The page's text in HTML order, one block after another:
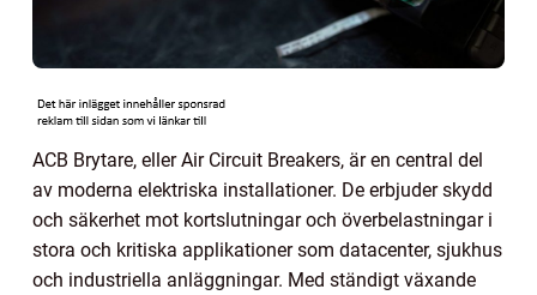
ACB Brytare, eller Air Circuit Breakers, är en central del
av moderna elektriska installationer. De erbjuder skydd
och säkerhet mot kortslutningar och överbelastningar i
stora och kritiska applikationer som datacenter, sjukhus
och industriella anläggningar. Med ständigt växande